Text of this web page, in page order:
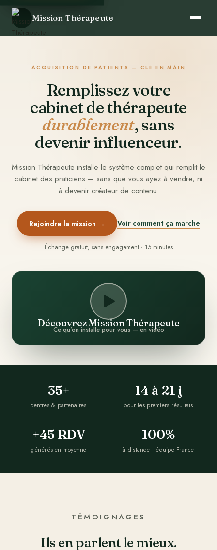
Mission Thérapeute
ACQUISITION DE PATIENTS — CLÉ EN MAIN
Remplissez votre
cabinet de thérapeute
durablement, sans
devenir influenceur.
Mission Thérapeute installe le système complet qui remplit le
cabinet des praticiens — sans que vous ayez à vendre, ni
à devenir créateur de contenu.
Rejoindre la mission → Voir comment ça marche
Échange gratuit, sans engagement · 15 minutes
Découvrez Mission Thérapeute
Ce qu'on installe pour vous — en vidéo
35+
centres & partenaires
14 à 21 j
pour les premiers résultats
+45 RDV
générés en moyenne
100%
à distance · équipe France
TÉMOIGNAGES
Ils en parlent le mieux.